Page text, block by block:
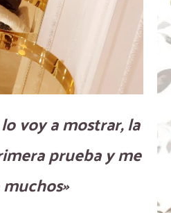
voy a mostrar, la
prueba y me